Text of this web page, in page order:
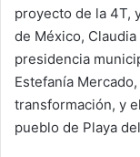
proyecto de la 4T,
de México,
presidencia
Estefanía
transformación, y
pueblo de Playa